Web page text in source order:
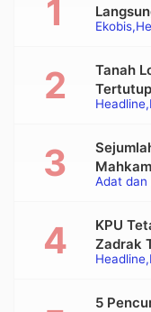
Ekobis
Headline
Tanah
Adat dan
Alat
Headline
KPU
Zadrak
Bupati
5